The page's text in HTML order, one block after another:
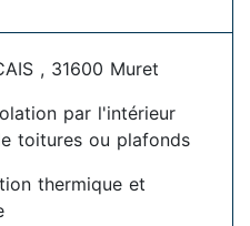
, 31600 Muret
par l'intérieur
toitures ou plafonds
thermique et